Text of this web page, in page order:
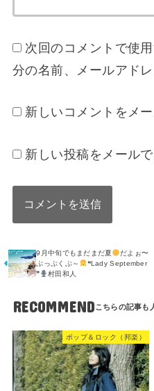
次回のコメントで使
分の名前、メールアド
新しいコメントをメ
新しい投稿をメール
9月中旬でもまだまだ夏
だよぉ〜
ぷっぷくぷ～
❝Lady September
❞
村田和人
RECOMMEND
ポップ＆ロック（邦楽）